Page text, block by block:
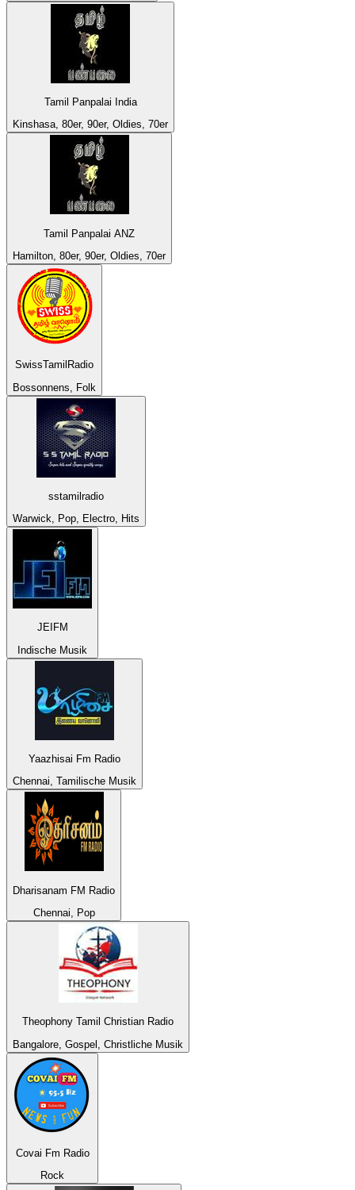
Tamil Panpalai India
Kinshasa, 80er, 90er, Oldies, 70er
Tamil Panpalai ANZ
Hamilton, 80er, 90er, Oldies, 70er
SwissTamilRadio
Bossonnens, Folk
sstamilradio
Warwick, Pop, Electro, Hits
JEIFM
Indische Musik
Yaazhisai Fm Radio
Chennai, Tamilische Musik
Dharisanam FM Radio
Chennai, Pop
Theophony Tamil Christian Radio
Bangalore, Gospel, Christliche Musik
Covai Fm Radio
Rock